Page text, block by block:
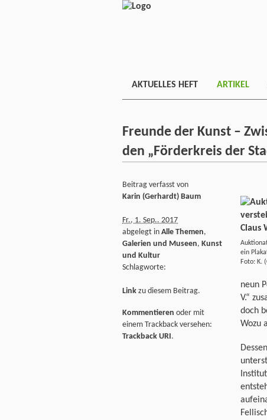
AKTUELLES HEFT ARTIKEL
Freunde der Kunst –
den „Förderkreis der
ein
Foto: K.
neun
V.“
doch
Wozu
Beitrag verfasst von
Karin (Gerhardt) Baum
Fr., 1. Sep.. 2017
abgelegt in Alle Themen,
Galerien und Museen, Kunst
und Kultur
Schlagworte:
Link zu diesem Beitrag.
Kommentieren oder mit
einem Trackback versehen:
Trackback URI.